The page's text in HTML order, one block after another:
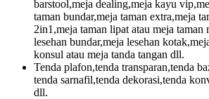
barstool,meja dealing,meja kayu
taman bundar,meja taman extra,meja
2in1,meja taman lipat atau meja taman
lesehan bundar,meja lesehan
konsul atau meja tanda tangan dll.
Tenda plafon,tenda transparan,tenda
tenda sarnafil,tenda dekorasi,tenda
dll.